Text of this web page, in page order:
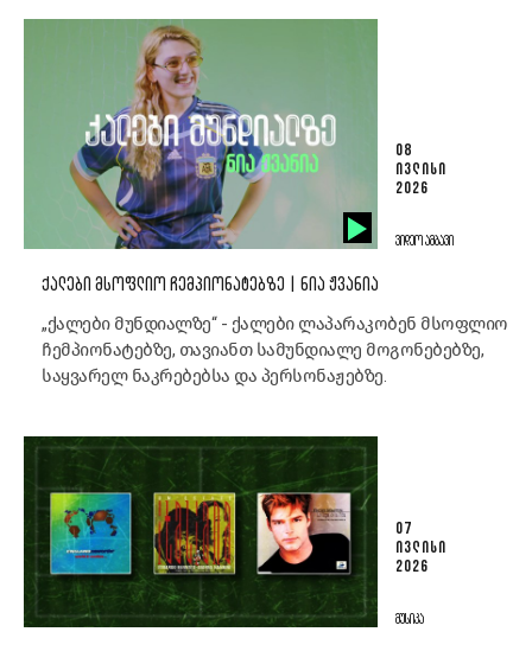
08
ᲘᲕᲚᲘᲡᲘ
2026
ᲕᲘᲓᲔᲝ ᲐᲛᲑᲐᲕᲘ
ᲥᲐᲚᲔᲑᲘ ᲛᲡᲝᲤᲚᲘᲝ ᲩᲔᲛᲞᲘᲝᲜᲐᲢᲔᲑᲖᲔ | ᲜᲘᲐ ᲟᲕᲐᲜᲘᲐ
„ქალები მუნდიალზე“ - ქალები ლაპარაკობენ მსოფლიო
ჩემპიონატებზე, თავიანთ სამუნდიალე მოგონებებზე,
საყვარელ ნაკრებებსა და პერსონაჟებზე.
07
ᲘᲕᲚᲘᲡᲘ
2026
ᲛᲣᲡᲘᲙᲐ